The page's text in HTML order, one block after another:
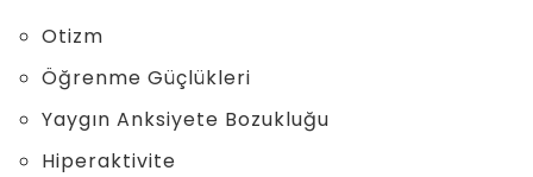
Otizm
Öğrenme Güçlükleri
Yaygın Anksiyete Bozukluğu
Hiperaktivite